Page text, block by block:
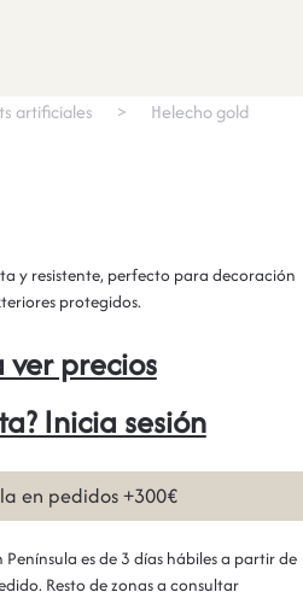
artificiales Helecho gold
y resistente, perfecto para decoración
protegidos.
precios
Inicia sesión
en pedidos +300€
es de 3 días hábiles a partir de
Resto de zonas a consultar